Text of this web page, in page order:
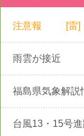
注意報 [雷]
雨雲が接近
福島県気象解説
台風13・15号進